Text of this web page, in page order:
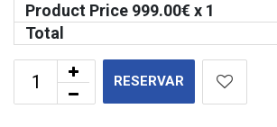
Product Price 999.00€ x 1
Total
RESERVAR